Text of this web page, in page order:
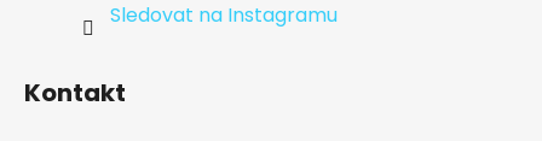
Sledovat na Instagramu
Kontakt